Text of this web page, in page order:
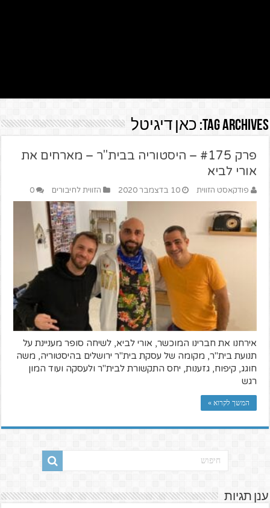
Tag Archives: כאן דיגיטל
פרק #175 – היסטוריה בבית"ר – מארחים את
אורי לביא
פודקאסט הזווית 10 בדצמבר 2020 הזווית לחיבורים 0
אירחנו את חברינו המוכשר, אורי לביא, לשיחה סופר מעניינת על
תנועת בית"ר, מקומה של עסקת בית"ר ירושלים בהיסטוריה, משה
חוגג, קיפוח, גזענות, יחס התקשורת לבית"ר ולעסקה ועוד המון
רגש
המשך לקרוא »
ענן תגיות